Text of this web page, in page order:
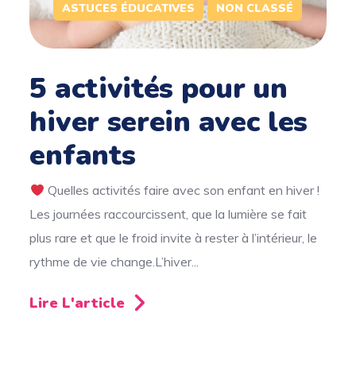
ASTUCES ÉDUCATIVES NON CLASSÉ
5 activités pour un
hiver serein avec les
enfants
Quelles activités faire avec son enfant en hiver !
Les journées raccourcissent, que la lumière se fait
plus rare et que le froid invite à rester à l’intérieur, le
rythme de vie change.L’hiver...
Lire L'article